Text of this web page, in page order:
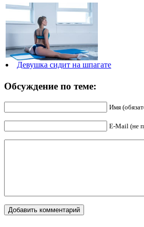
Девушка сидит на шпагате
Обсуждение по теме:
Имя
E-Mail (не